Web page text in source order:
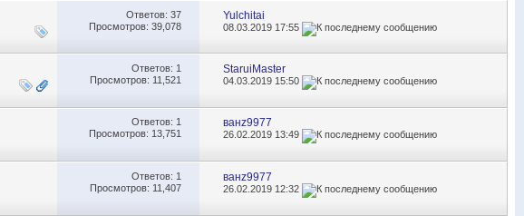
Ответов: 37
Просмотров: 39,078
Yulchitai
08.03.2019 17:55
Ответов: 1
Просмотров: 11,521
StaruiMaster
04.03.2019 15:50
Ответов: 1
Просмотров: 13,751
ванz9977
26.02.201913:49
Ответов: 1
Просмотров: 11,407
ванz9977
26.02.2019 12:32